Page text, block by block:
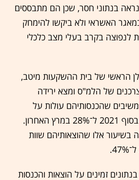
בנתוני חסר, שכן הם מתבססים
האשראי ולא ביקשו להימחק
לנפוצה בקרב בעלי מצב כלכלי
הראשי של בית ההשקעות מיטב,
של הלמ"ס ומצא ירידה
שהכנסותיהם עולות על
הוצאותיהם - מ־40% בסוף 2021 ל־28% במרץ האחרון.
בשיעור אלו שהוצאותיהם שוות
זמינים על הוצאות והכנסות